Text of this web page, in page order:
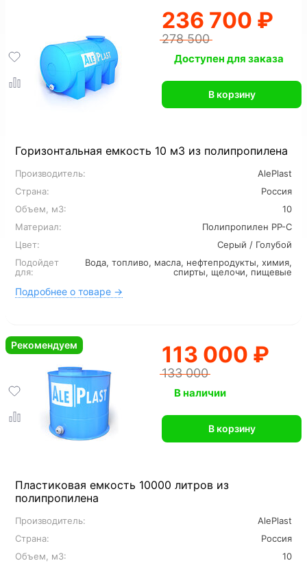
Горизонтальная емкость 10 м3 из полипропилена
Производитель:
AlePlast
Страна:
Россия
Объем, м3:
10
Материал:
Полипропилен PP-C
Цвет:
Серый / Голубой
Подойдет
для:
Вода, топливо, масла, нефтепродукты, химия,
спирты, щелочи, пищевые
Подробнее о товаре →
236 700 ₽
278 500
Доступен для заказа
В корзину
Пластиковая емкость 10000 литров из
полипропилена
Производитель:
AlePlast
Страна:
Россия
Объем, м3:
10
113 000 ₽
133 000
Рекомендуем
В наличии
В корзину